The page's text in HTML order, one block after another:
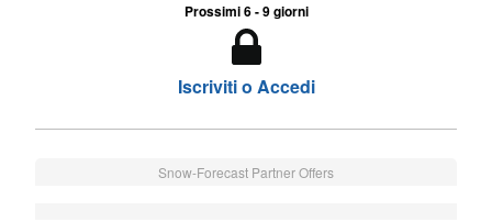
Prossimi 6 - 9 giorni
Iscriviti o Accedi
Snow-Forecast Partner Offers